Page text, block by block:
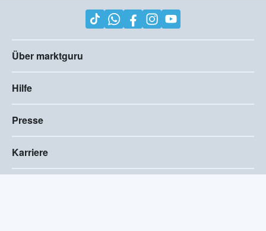
Über marktguru
Hilfe
Presse
Karriere